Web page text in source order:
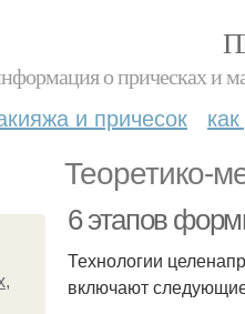
о прическах и
и причесок
Теоретико-
6 этапов
Технологии
включают